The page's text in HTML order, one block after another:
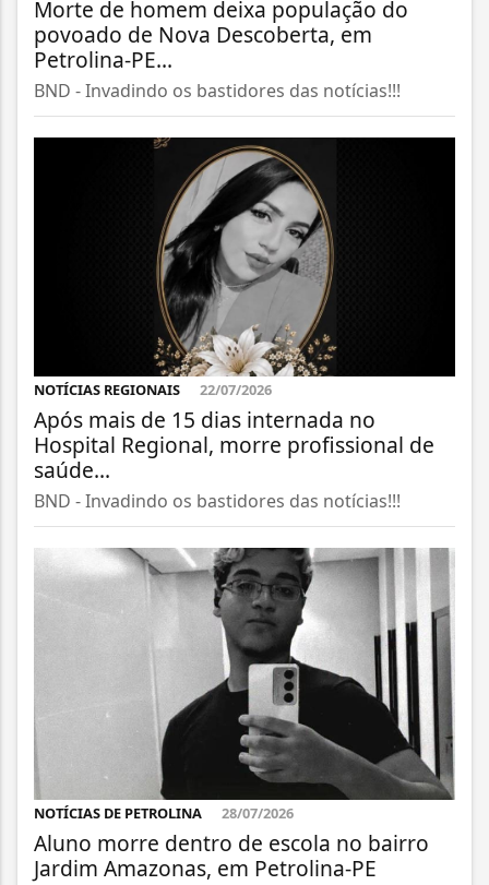
Morte de homem deixa população do
povoado de Nova Descoberta, em
Petrolina-PE...
BND - Invadindo os bastidores das notícias!!!
NOTÍCIAS REGIONAIS 22/07/2026
Após mais de 15 dias internada no
Hospital Regional, morre profissional de
saúde...
BND - Invadindo os bastidores das notícias!!!
NOTÍCIAS DE PETROLINA 28/07/2026
Aluno morre dentro de escola no bairro
Jardim Amazonas, em Petrolina-PE